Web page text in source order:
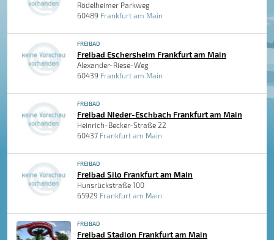
Rödelheimer Parkweg
60489 Frankfurt am Main
FREIBAD
Freibad Eschersheim Frankfurt am Main
Alexander-Riese-Weg
60439 Frankfurt am Main
FREIBAD
Freibad Nieder-Eschbach Frankfurt am Main
Heinrich-Becker-Straße 22
60437 Frankfurt am Main
FREIBAD
Freibad Silo Frankfurt am Main
Hunsrückstraße 100
65929 Frankfurt am Main
FREIBAD
Freibad Stadion Frankfurt am Main